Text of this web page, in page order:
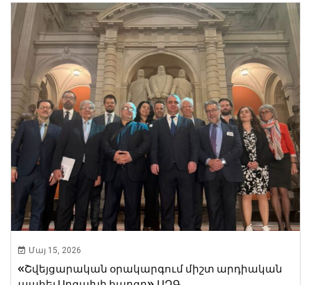
Մայ 15, 2026
«Շվեյցարական օրակարգում միշտ արդիական